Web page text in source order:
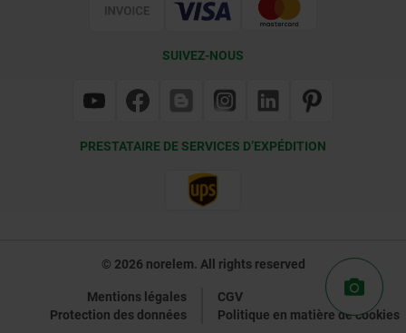
SUIVEZ-NOUS
PRESTATAIRE DE SERVICES D’EXPÉDITION
© 2026 norelem. All rights reserved
Mentions légales
CGV
Protection des données
Politique en matière de cookies